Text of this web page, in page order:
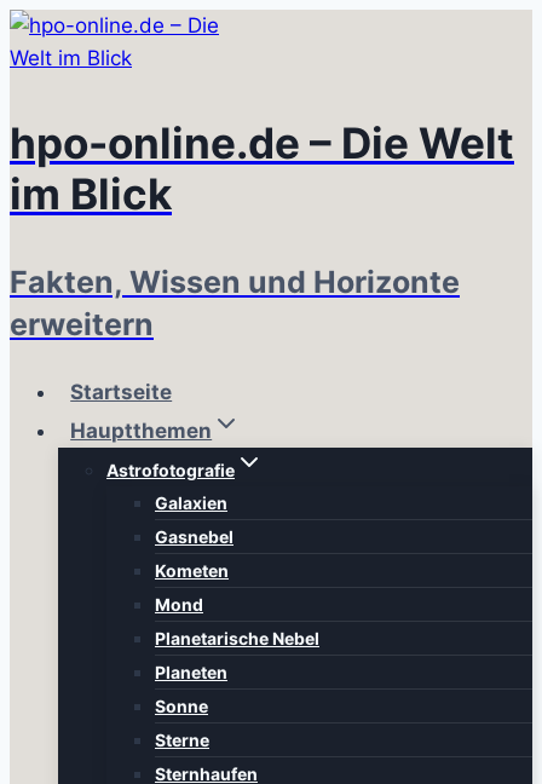
Zum
Inhalt
hpo-online.de – Die Welt
im Blick
Fakten, Wissen und Horizonte
erweitern
Startseite
Hauptthemen
Astrofotografie
Galaxien
Gasnebel
Kometen
Mond
Planetarische Nebel
Planeten
Sonne
Sterne
Sternhaufen